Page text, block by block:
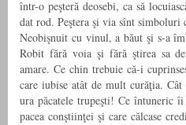
într-o peşteră deosebi, ca să
dat rod. Peştera şi via sînt simboluri
Neobişnuit cu vinul, a băut şi s-a
Robit fără voia şi fără ştirea sa
amare. Ce chin trebuie că-i
care iubise atât de mult curăţia.
ura păcatele trupeşti! Ce întuneric
pacea conştiinţei şi care călcase